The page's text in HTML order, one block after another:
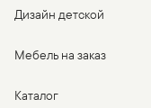
Дизайн детской
Мебель на заказ
Каталог